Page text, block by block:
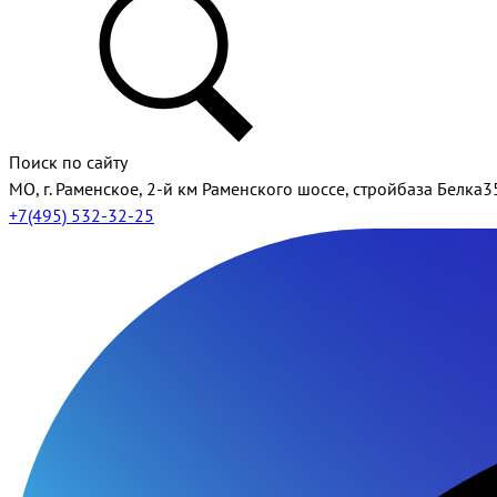
Поиск по сайту
МО, г. Раменское, 2-й км Раменского шоссе, стройбаза
+7(495) 532-32-25